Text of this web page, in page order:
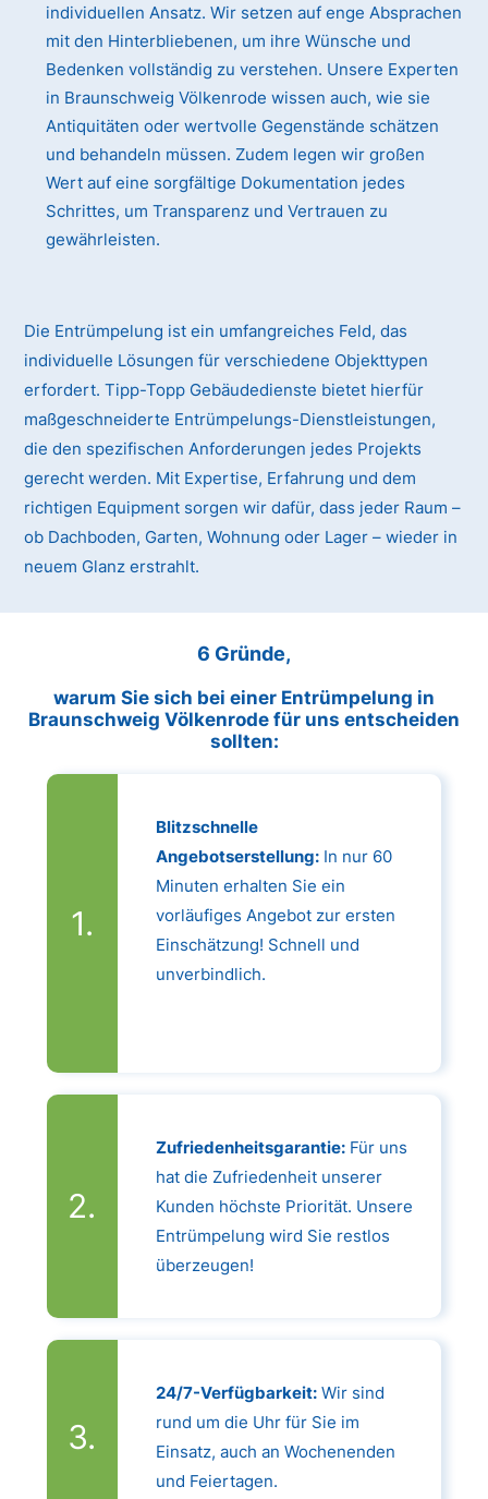
individuellen Ansatz. Wir setzen auf enge Absprachen
mit den Hinterbliebenen, um ihre Wünsche und
Bedenken vollständig zu verstehen. Unsere Experten
in Braunschweig Völkenrode wissen auch, wie sie
Antiquitäten oder wertvolle Gegenstände schätzen
und behandeln müssen. Zudem legen wir großen
Wert auf eine sorgfältige Dokumentation jedes
Schrittes, um Transparenz und Vertrauen zu
gewährleisten.
Die Entrümpelung ist ein umfangreiches Feld, das
individuelle Lösungen für verschiedene Objekttypen
erfordert. Tipp-Topp Gebäudedienste bietet hierfür
maßgeschneiderte Entrümpelungs-Dienstleistungen,
die den spezifischen Anforderungen jedes Projekts
gerecht werden. Mit Expertise, Erfahrung und dem
richtigen Equipment sorgen wir dafür, dass jeder Raum –
ob Dachboden, Garten, Wohnung oder Lager – wieder in
neuem Glanz erstrahlt.
6 Gründe,
warum Sie sich bei einer Entrümpelung in
Braunschweig Völkenrode für uns entscheiden
sollten:
Blitzschnelle
Angebotserstellung:In nur 60
Minuten erhalten Sie ein
vorläufiges Angebot zur ersten
Einschätzung! Schnell und
unverbindlich.
Zufriedenheitsgarantie:Für uns
hat die Zufriedenheit unserer
Kunden höchste Priorität. Unsere
Entrümpelung wird Sie restlos
überzeugen!
24/7-Verfügbarkeit:Wir sind
rund um die Uhr für Sie im
Einsatz, auch an Wochenenden
und Feiertagen.